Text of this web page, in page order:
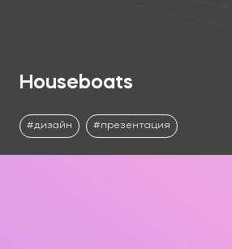
Houseboats
дизайн презентация